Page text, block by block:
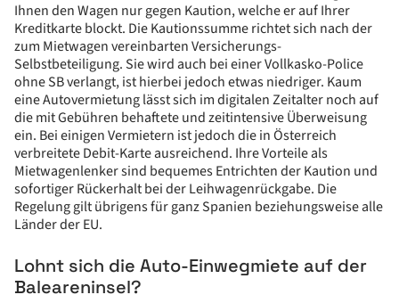
Ihnen den Wagen nur gegen Kaution, welche er auf Ihrer
Kreditkarte blockt. Die Kautionssumme richtet sich nach der
zum Mietwagen vereinbarten Versicherungs-
Selbstbeteiligung. Sie wird auch bei einer Vollkasko-Police
ohne SB verlangt, ist hierbei jedoch etwas niedriger. Kaum
eine Autovermietung lässt sich im digitalen Zeitalter noch auf
die mit Gebühren behaftete und zeitintensive Überweisung
ein. Bei einigen Vermietern ist jedoch die in Österreich
verbreitete Debit-Karte ausreichend. Ihre Vorteile als
Mietwagenlenker sind bequemes Entrichten der Kaution und
sofortiger Rückerhalt bei der Leihwagenrückgabe. Die
Regelung gilt übrigens für ganz Spanien beziehungsweise alle
Länder der EU.
Lohnt sich die Auto-Einwegmiete auf der
Baleareninsel?